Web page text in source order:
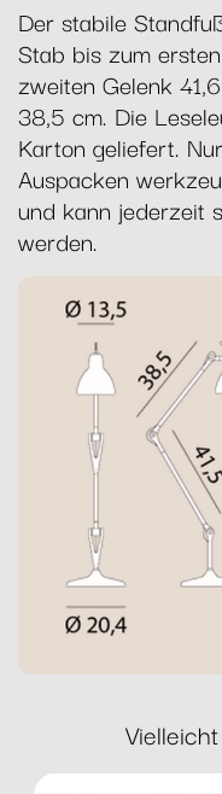
Der stabile
Stab bis zum
zweiten Gelenk
38,5 cm. Die
Karton geliefert.
Auspacken
und kann jederzeit
werden.